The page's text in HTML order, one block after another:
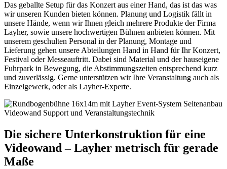
Das geballte Setup für das Konzert aus einer Hand, das ist das was
wir unseren Kunden bieten können. Planung und Logistik fällt in
unsere Hände, wenn wir Ihnen gleich mehrere Produkte der Firma
Layher, sowie unsere hochwertigen Bühnen anbieten können. Mit
unserem geschulten Personal in der Planung, Montage und
Lieferung gehen unsere Abteilungen Hand in Hand für Ihr Konzert,
Festival oder Messeauftritt. Dabei sind Material und der hauseigene
Fuhrpark in Bewegung, die Abstimmungszeiten entsprechend kurz
und zuverlässig. Gerne unterstützen wir Ihre Veranstaltung auch als
Einzelgewerk, oder als Layher-Experte.
Die sichere Unterkonstruktion für eine
Videowand – Layher metrisch für gerade
Maße